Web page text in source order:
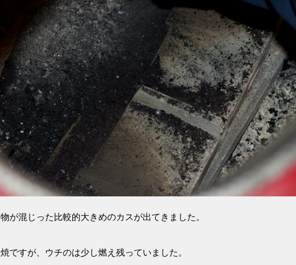
が混じった比較的大きめのカスが出てきました。
ですが、ウチのは少し燃え残っていました。